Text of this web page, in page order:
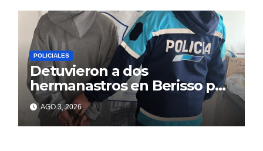
POLICIALES
Detuvieron a dos
hermanastros en Berisso por
matar a puñaladas a un
tatuador
AGO 3, 2026